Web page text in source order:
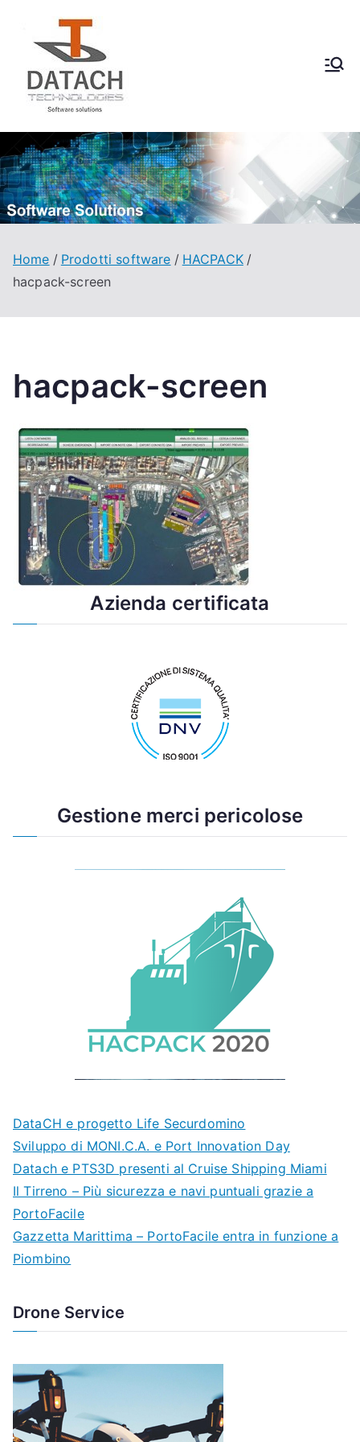
contenuto
Technologies
Home Prodotti software
HACPACK
hacpack-screen
hacpack-screen
Azienda certificata
Gestione merci pericolose
DataCH e progetto Life Securdomino
Sviluppo di MONI.C.A. e Port Innovation Day
Datach e PTS3D presenti al Cruise Shipping Miami
Il Tirreno – Più sicurezza e navi puntuali grazie a
PortoFacile
Gazzetta Marittima – PortoFacile entra in funzione a
Piombino
Drone Service